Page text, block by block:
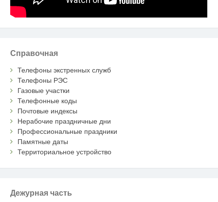
Справочная
Телефоны экстренных служб
Телефоны РЭС
Газовые участки
Телефонные коды
Почтовые индексы
Нерабочие праздничные дни
Профессиональные праздники
Памятные даты
Территориальное устройство
Дежурная часть